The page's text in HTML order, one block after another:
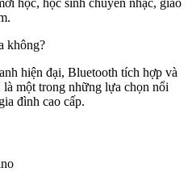
không?
hiện đại, Bluetooth tích hợp và
một trong những lựa chọn nổi
đình cao cấp.